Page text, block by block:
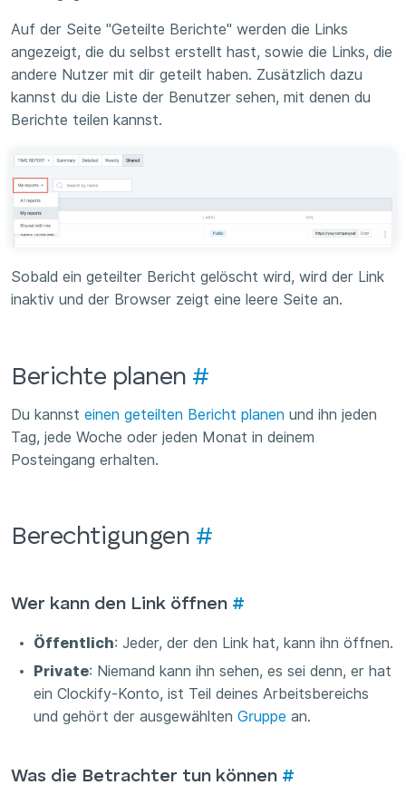
Auf der Seite "Geteilte Berichte" werden die Links
angezeigt, die du selbst erstellt hast, sowie die Links, die
andere Nutzer mit dir geteilt haben. Zusätzlich dazu
kannst du die Liste der Benutzer sehen, mit denen du
Berichte teilen kannst.
Sobald ein geteilter Bericht gelöscht wird, wird der Link
inaktiv und der Browser zeigt eine leere Seite an.
Berichte planen #
Du kannst einen geteilten Bericht planen und ihn jeden
Tag, jede Woche oder jeden Monat in deinem
Posteingang erhalten.
Berechtigungen #
Wer kann den Link öffnen #
Öffentlich: Jeder, der den Link hat, kann ihn öffnen.
Private: Niemand kann ihn sehen, es sei denn, er hat
ein Clockify-Konto, ist Teil deines Arbeitsbereichs
und gehört der ausgewählten Gruppe an.
Was die Betrachter tun können #